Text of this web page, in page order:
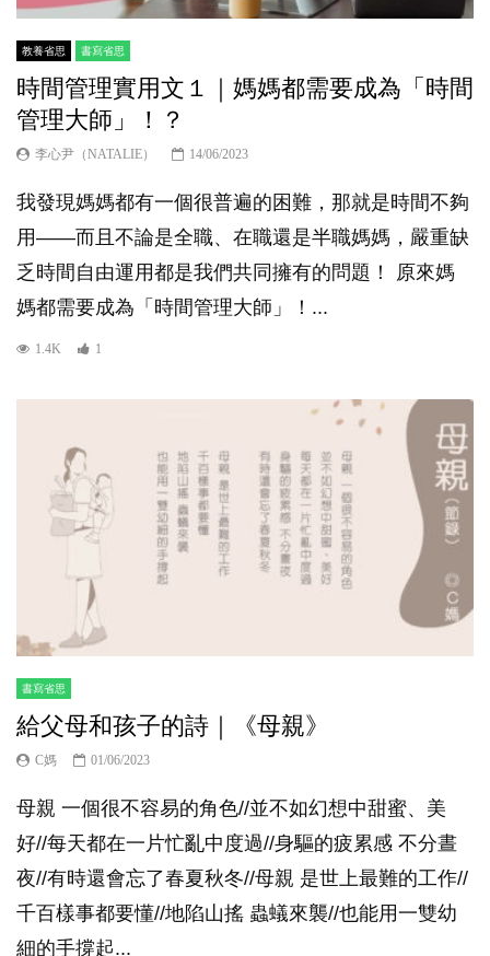
教養省思 書寫省思
時間管理實用文１｜媽媽都需要成為「時間
管理大師」！？
李心尹（NATALIE） 14/06/2023
我發現媽媽都有一個很普遍的困難，那就是時間不夠
用——而且不論是全職、在職還是半職媽媽，嚴重缺
乏時間自由運用都是我們共同擁有的問題！ 原來媽
媽都需要成為「時間管理大師」！...
1.4K 1
書寫省思
給父母和孩子的詩｜《母親》
C媽 01/06/2023
母親 一個很不容易的角色//並不如幻想中甜蜜、美
好//每天都在一片忙亂中度過//身驅的疲累感 不分晝
夜//有時還會忘了春夏秋冬//母親 是世上最難的工作//
千百樣事都要懂//地陷山搖 蟲蟻來襲//也能用一雙幼
細的手撐起...